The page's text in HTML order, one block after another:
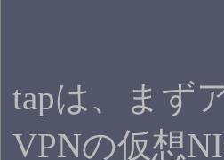
tapは、まず
VPNの仮想